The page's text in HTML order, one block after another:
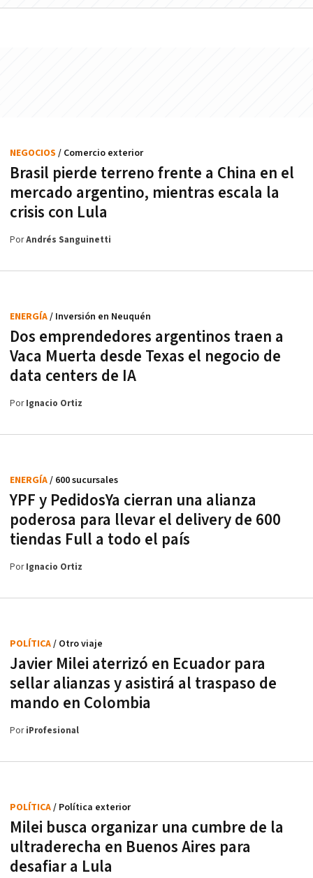
Brasil pierde terreno frente a China en el
mercado argentino, mientras escala la
crisis con Lula
NEGOCIOS / Comercio exterior
PorAndrés Sanguinetti
Dos emprendedores argentinos traen a
Vaca Muerta desde Texas el negocio de
data centers de IA
ENERGÍA/ Inversión en Neuquén
PorIgnacio Ortiz
YPF y PedidosYa cierran una alianza
poderosa para llevar el delivery de 600
tiendas Full a todo el país
ENERGÍA/ 600 sucursales
PorIgnacio Ortiz
Javier Milei aterrizó en Ecuador para
sellar alianzas y asistirá al traspaso de
mando en Colombia
POLÍTICA/ Otro viaje
PoriProfesional
Milei busca organizar una cumbre de la
ultraderecha en Buenos Aires para
desafiar a Lula
POLÍTICA/ Política exterior